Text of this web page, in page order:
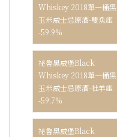
Whiskey 2018單一桶黑
玉米威士忌原酒-雙魚座
-59.9%
祕魯黑威堡Black
Whiskey 2018單一桶黑
玉米威士忌原酒-牡羊座
-59.7%
祕魯黑威堡Black